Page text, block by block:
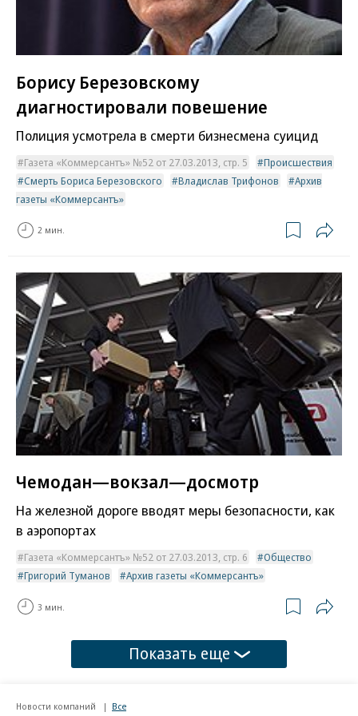
Борису Березовскому
диагностировали повешение
Полиция усмотрела в смерти бизнесмена суицид
Газета «Коммерсантъ» №52 от 27.03.2013, стр. 5
Происшествия
Смерть Бориса Березовского
Владислав Трифонов
Архив
газеты «Коммерсантъ»
2 мин.
Чемодан—вокзал—досмотр
На железной дороге вводят меры безопасности, как
в аэропортах
Газета «Коммерсантъ» №52 от 27.03.2013, стр. 6
Общество
Григорий Туманов
Архив газеты «Коммерсантъ»
3 мин.
Показать еще
Новости компаний Все